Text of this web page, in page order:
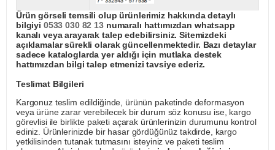
Ürün görseli temsili olup ürünlerimiz hakkında detaylı
bilgiyi 0533 030 82 13numaralı hattımızdan whatsapp
kanalı veya arayarak talep edebilirsiniz. Sitemizdeki
açıklamalar sürekli olarak güncellenmektedir. Bazı detaylar
sadece kataloglarda yer aldığı için mutlaka destek
hattımızdan bilgi talep etmenizi tavsiye ederiz.
Teslimat Bilgileri
Kargonuz teslim edildiğinde, ürünün paketinde deformasyon
veya ürüne zarar verebilecek bir durum söz konusu ise, kargo
görevlisi ile birlikte paketi açarak ürünlerinizin durumunu kontrol
ediniz. Ürünlerinizde bir hasar gördüğünüz takdirde, kargo
yetkilisinden tutanak tutmasını isteyiniz ve paketi teslim